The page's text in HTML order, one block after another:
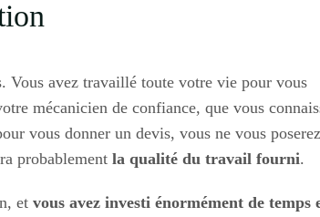
Vous avez travaillé toute votre vie pour vous
mécanicien de confiance, que vous
vous donner un devis, vous ne vous poserez
probablement la qualité du travail fourni.
et vous avez investi énormément de temps